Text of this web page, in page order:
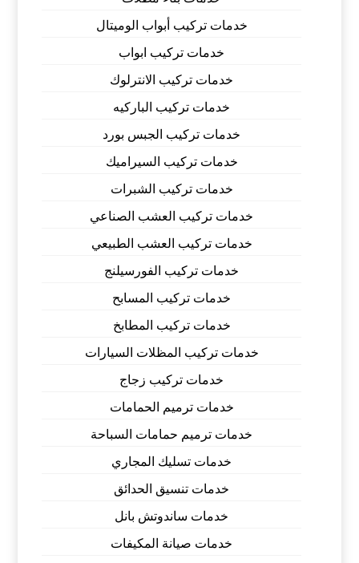
خدمات تركيب أبواب الوميتال
خدمات تركيب ابواب
خدمات تركيب الانترلوك
خدمات تركيب الباركيه
خدمات تركيب الجبس بورد
خدمات تركيب السيراميك
خدمات تركيب الشبرات
خدمات تركيب العشب الصناعي
خدمات تركيب العشب الطبيعي
خدمات تركيب الفورسيلنج
خدمات تركيب المسابح
خدمات تركيب المطابخ
خدمات تركيب المظلات السيارات
خدمات تركيب زجاج
خدمات ترميم الحمامات
خدمات ترميم حمامات السباحة
خدمات تسليك المجاري
خدمات تنسيق الحدائق
خدمات ساندوتش بانل
خدمات صيانة المكيفات